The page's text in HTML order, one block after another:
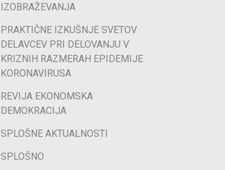
IZOBRAŽEVANJA
PRAKTIČNE IZKUŠNJE SVETOV
DELAVCEV PRI DELOVANJU V
KRIZNIH RAZMERAH EPIDEMIJE
KORONAVIRUSA
REVIJA EKONOMSKA
DEMOKRACIJA
SPLOŠNE AKTUALNOSTI
SPLOŠNO